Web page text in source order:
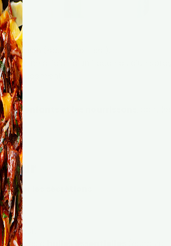
maison (eau tiède + sel).
à l’aide d’un flacon ou d’un spray.
doucement.
les
les sécrétions
d’